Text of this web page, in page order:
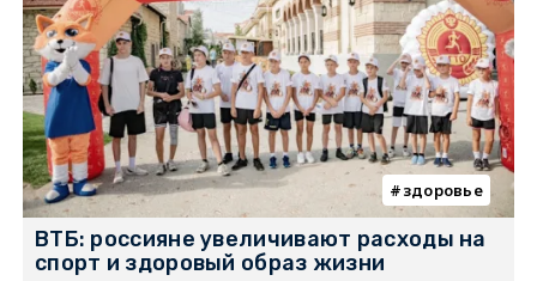
здоровье
ВТБ: россияне увеличивают расходы на
спорт и здоровый образ жизни